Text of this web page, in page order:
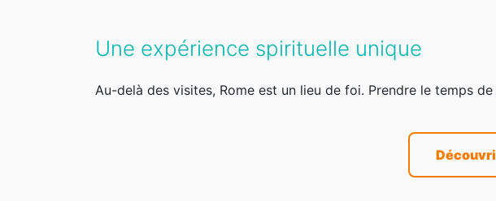
Une expérience spirituelle unique
Au-delà des visites, Rome est un lieu de foi. Prendre le temps